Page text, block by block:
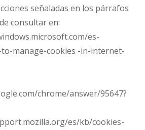
señaladas en los párrafos
consultar en:
es-
manage-cookies -in-internet-
chrome/answer/95647?
es/kb/cookies-